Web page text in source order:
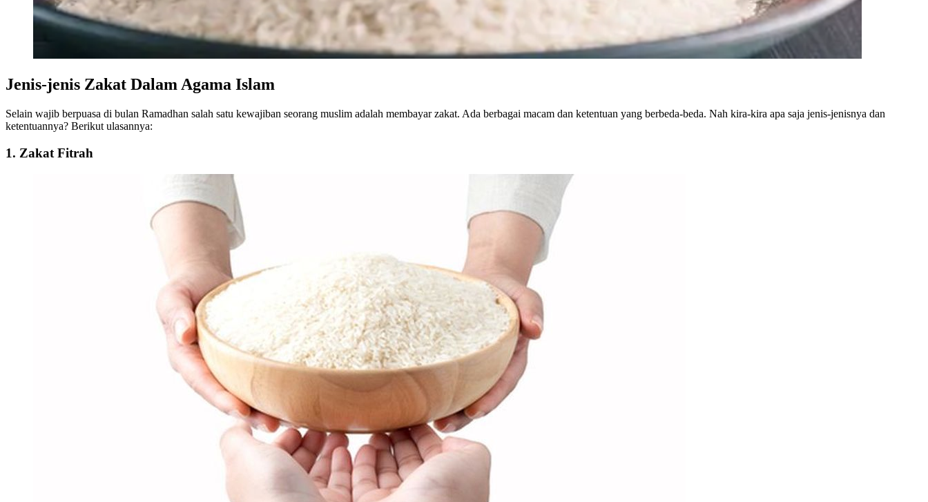
Jenis-jenis Zakat Dalam Agama Islam
Selain wajib berpuasa di bulan Ramadhan salah satu kewajiban seorang muslim adalah membayar zakat. Ada berbagai macam dan ketentuan yang berbeda-beda. Nah kira-kira apa saja jenis-jenisnya dan
ketentuannya? Berikut ulasannya:
1. Zakat Fitrah